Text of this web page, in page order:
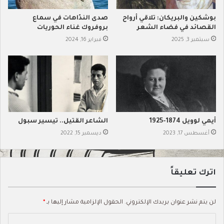
الشوارعُ رائعةٌ، الترام الأُم:
الشوارعُ رائعةٌ، الترام الأُم:
أرسلتْ مَاكينات لكَنْسِ القُضبان
والآن جميع قصائده منشورة.
قسطنطين بالمونت
كان لبالمونت وزوجته الثانية إيكاترينا أندرييفا بالمونت ابنة تدعى نينا.
بوشكين والبريكان: تلاقي أرواح
القصائد في فضاء الشعر
سبتمبر 3, 2025
صدى الندّاهات في سماع
بروفروك غناء الحوريات
فبراير 16, 2024
أيمي لوويل 1874-1925
أغسطس 17, 2023
الشاعر القتيل.. تيسير سبول
ديسمبر 15, 2022
اترك تعليقاً
لن يتم نشر عنوان بريدك الإلكتروني. الحقول الإلزامية مشار إليها بـ *